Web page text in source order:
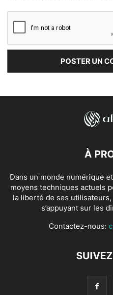
À
Dans un monde numérique
moyens techniques actuels
la liberté de ses
s’appuyant sur les
Contactez-nous: